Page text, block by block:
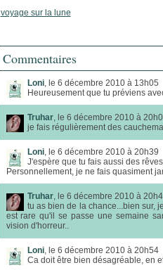
voyage sur la lune
Commentaires
Loni, le 6 décembre 2010 à 13h05
Heureusement que tu préviens
Truhar, le 6 décembre 2010 à
je fais régulièrement des
Loni, le 6 décembre 2010 à 20h39
J'espère que tu fais aussi des
Personnellement, je ne fais quasiment
Truhar, le 6 décembre 2010 à
tu as bien de la chance...bien sur,
est rare qu'il se passe une semaine
vision d'horreur..
Loni, le 6 décembre 2010 à 20h54
Ca doit être bien désagréable, en